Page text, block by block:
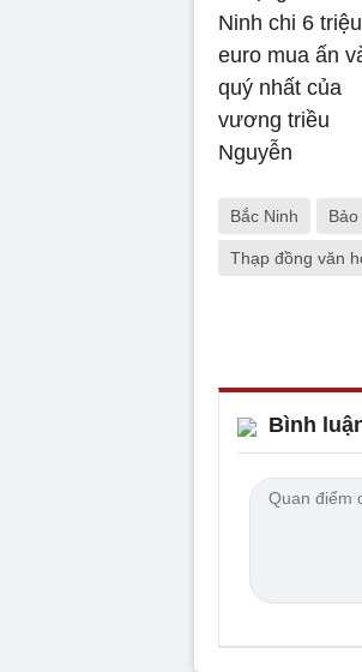
Bắc Ninh
Thạp đồng văn
Bình